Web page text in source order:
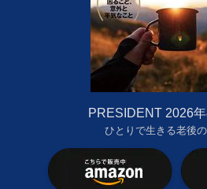
PRESIDENT 2026
ひとりで生きる老後の